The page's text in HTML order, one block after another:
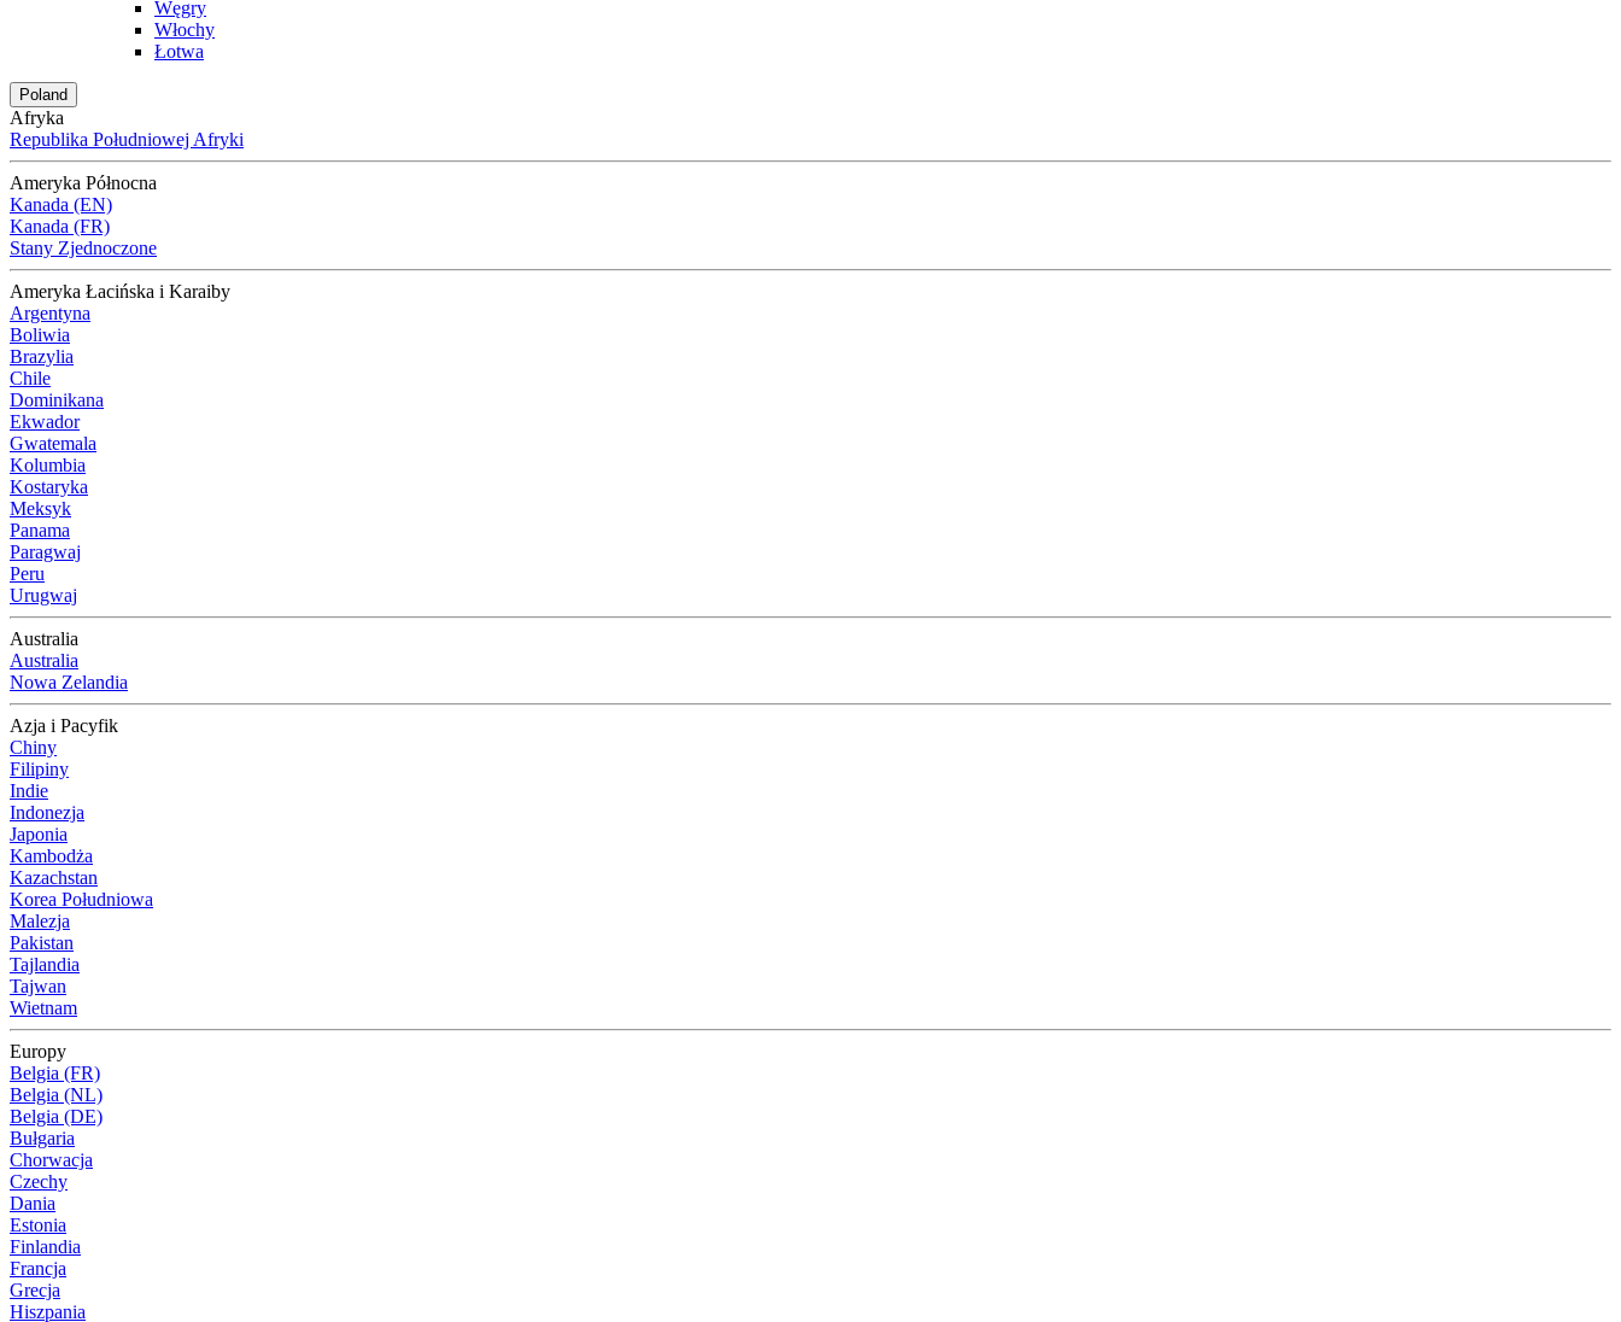
Węgry
Włochy
Łotwa
Poland
Afryka
Republika Południowej Afryki
Ameryka Północna
Kanada (EN)
Kanada (FR)
Stany Zjednoczone
Ameryka Łacińska i Karaiby
Argentyna
Boliwia
Brazylia
Chile
Dominikana
Ekwador
Gwatemala
Kolumbia
Kostaryka
Meksyk
Panama
Paragwaj
Peru
Urugwaj
Australia
Australia
Nowa Zelandia
Azja i Pacyfik
Chiny
Filipiny
Indie
Indonezja
Japonia
Kambodża
Kazachstan
Korea Południowa
Malezja
Pakistan
Tajlandia
Tajwan
Wietnam
Europy
Belgia (FR)
Belgia (NL)
Belgia (DE)
Bułgaria
Chorwacja
Czechy
Dania
Estonia
Finlandia
Francja
Grecja
Hiszpania